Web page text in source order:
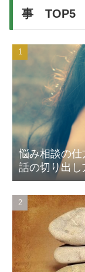
事 TOP5
悩み相談の
話の切り出し